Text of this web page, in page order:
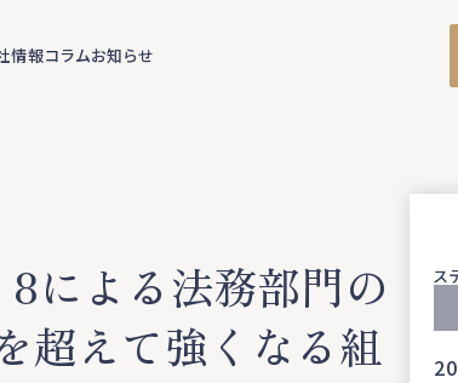
情報コラムお知らせ
8による法務部門の
超えて強くなる組
ス